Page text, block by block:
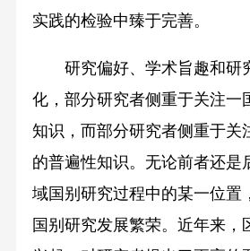
实践的检验中臻于完善。
研究偏好、学术旨趣和研
化，部分研究者侧重于关注一
知识，而部分研究者侧重于关
的普遍性知识。无论前者还是
域国别研究过程中的某一位置
国别研究发展繁荣。近年来，